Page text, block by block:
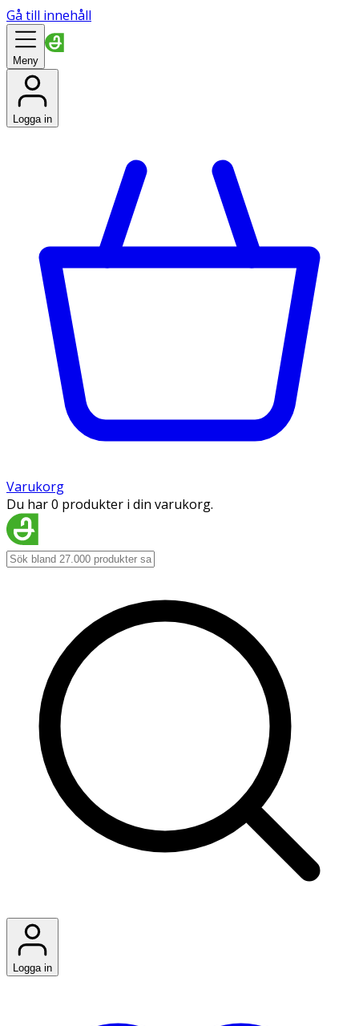
Gå till innehåll
Meny
Logga in
Varukorg
Du har 0 produkter i din varukorg.
Logga in